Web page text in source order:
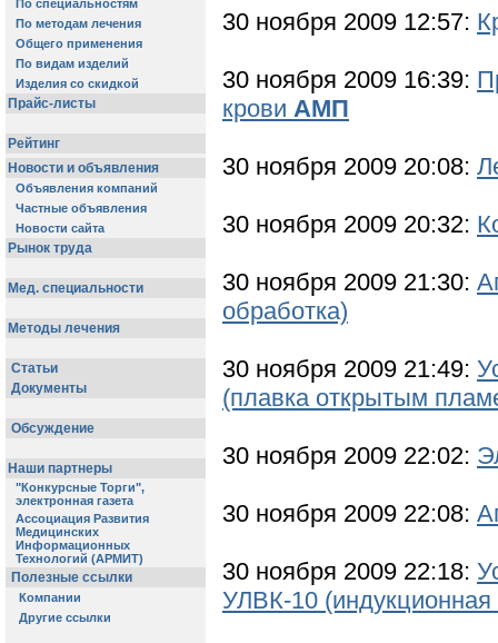
30 ноября 2009 12:57:
30 ноября 2009 16:39:
крови АМП
30 ноября 2009 20:08:
30 ноября 2009 20:32:
30 ноября 2009 21:30:
обработка)
30 ноября 2009 21:49:
(плавка открытым
30 ноября 2009 22:02:
30 ноября 2009 22:08:
30 ноября 2009 22:18:
УЛВК-10 (индукционная